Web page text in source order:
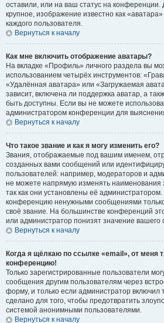
оставили, или на ваш статус на конференции.
крупное, изображение известно как
каждого пользователя.
Вернуться к началу
Как мне включить отображение аватары?
На вкладке «Профиль» личного раздела вы
использованием четырёх инструментов:
«Удалённая аватара» или «Загружаемая
зависит, включена ли поддержка аватар, а
быть доступны. Если вы не можете
администратором конференции для
Вернуться к началу
Что такое звание и как я могу изменить его?
Звания, отображаемые под вашим именем,
созданных вами сообщений или
пользователей: например, модераторов и
не можете напрямую изменять наименования
так как они установлены её
конференцию ненужными сообщениями
своё звание. На большинстве конференций
или администратор понизят значение вашего
Вернуться к началу
Когда я щёлкаю по ссылке «email», от меня
конференцию!
Только зарегистрированные пользователи
сообщения другим пользователям через
форму, и только если администратор включил
сделано для того, чтобы предотвратить
системой анонимными пользователями.
Вернуться к началу